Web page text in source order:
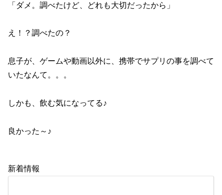
「ダメ。調べたけど、どれも大切だったから」
え！？調べたの？
息子が、ゲームや動画以外に、携帯でサプリの事を調べて
いたなんて。。。
しかも、飲む気になってる♪
良かった～♪
新着情報